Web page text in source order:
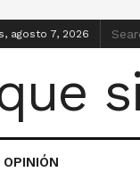
agosto 7, 2026
OPINIÓN